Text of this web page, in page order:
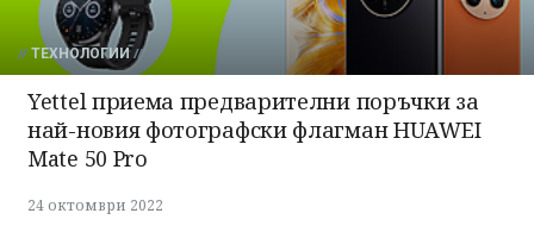
ТЕХНОЛОГИИ
Yettel приема предварителни поръчки за
най-новия фотографски флагман HUAWEI
Mate 50 Pro
24 октомври 2022